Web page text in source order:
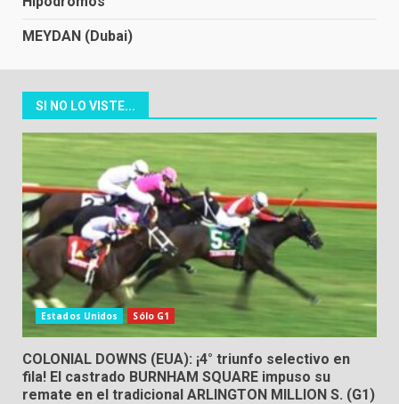
MEYDAN (Dubai)
SI NO LO VISTE...
Estados Unidos Sólo G1
COLONIAL DOWNS (EUA): ¡4° triunfo selectivo en
fila! El castrado BURNHAM SQUARE impuso su
remate en el tradicional ARLINGTON MILLION S. (G1)